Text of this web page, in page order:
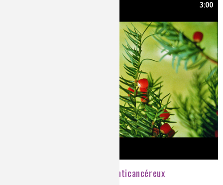
3:00
Un arbre à l'origine d'un anticancéreux